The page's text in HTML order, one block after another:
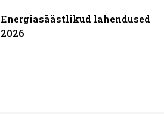
Energiasäästlikud lahendused
2026